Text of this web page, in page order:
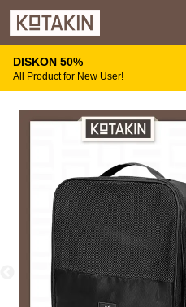
DISKON 50%
All Product for New User!